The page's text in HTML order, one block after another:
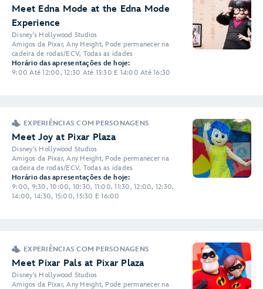
Meet Edna Mode at the Edna Mode
Experience
Disney's Hollywood Studios
Amigos da Pixar, Any Height, Pode permanecer na
cadeira de rodas/ECV, Todas as idades
Horário das apresentações de hoje:
9:00 Até 12:00, 12:30 Até 13:30 E 14:00 Até 16:30
EXPERIÊNCIAS COM PERSONAGENS
Meet Joy at Pixar Plaza
Disney's Hollywood Studios
Amigos da Pixar, Any Height, Pode permanecer na
cadeira de rodas/ECV, Todas as idades
Horário das apresentações de hoje:
9:00, 9:30, 10:00, 10:30, 11:00, 11:30, 12:00, 12:30,
14:00, 14:30, 15:00, 15:30 E 16:00
EXPERIÊNCIAS COM PERSONAGENS
Meet Pixar Pals at Pixar Plaza
Disney's Hollywood Studios
Amigos da Pixar, Any Height, Pode permanecer na